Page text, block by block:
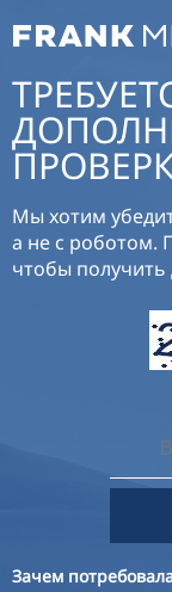
Мы хотим
а не с роботом.
чтобы получить
Зачем